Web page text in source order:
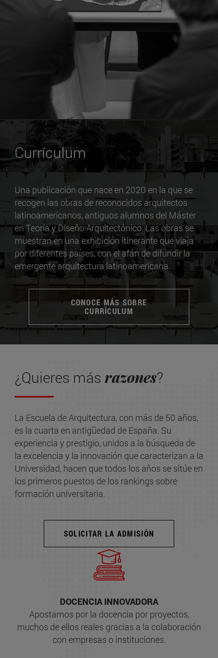
Currículum
Una publicación que nace en 2020 en la que se
recogen las obras de reconocidos arquitectos
latinoamericanos, antiguos alumnos del Máster
en Teoría y Diseño Arquitectónico. Las obras se
muestran en una exhibición itinerante que viaja
por diferentes países, con el afán de difundir la
emergente arquitectura latinoamericana.
CONOCE MÁS SOBRE
CURRÍCULUM
¿Quieres más razones?
La Escuela de Arquitectura, con más de 50 años,
es la cuarta en antigüedad de España. Su
experiencia y prestigio, unidos a la búsqueda de
la excelencia y la innovación que caracterizan a la
Universidad, hacen que todos los años se sitúe en
los primeros puestos de los rankings sobre
formación universitaria.
SOLICITAR LA ADMISIÓN
DOCENCIA INNOVADORA
Apostamos por la docencia por proyectos,
muchos de ellos reales gracias a la colaboración
con empresas o instituciones.